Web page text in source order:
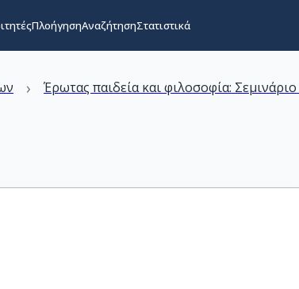
ΠλοήγησηΑναζήτησηΣτατιστικά
› Έρωτας παιδεία και φιλοσοφία: